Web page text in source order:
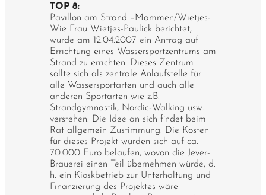
TOP 8:
Pavillon am Strand –Mammen/Wietjes-
Wie Frau Wietjes-Paulick berichtet,
wurde am 12.04.2007 ein Antrag auf
Errichtung eines Wassersportzentrums am
Strand zu errichten. Dieses Zentrum
sollte sich als zentrale Anlaufstelle für
alle Wassersportarten und auch alle
anderen Sportarten wie z.B.
Strandgymnastik, Nordic-Walking usw.
verstehen. Die Idee an sich findet beim
Rat allgemein Zustimmung. Die Kosten
für dieses Projekt würden sich auf ca.
70.000 Euro belaufen, wovon die Jever-
Brauerei einen Teil übernehmen würde, d.
h. ein Kioskbetrieb zur Unterhaltung und
Finanzierung des Projektes wäre